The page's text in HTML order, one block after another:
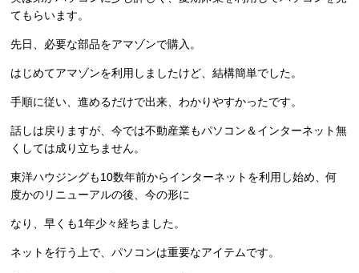
てもらいます。
先日、必要な部品をアマゾンで購入。
はじめてアマゾンを利用しましたけど、結構簡単でした。
手順に従い、進めるだけで出来、わかりやすかったです。
話しは戻りますが、今では不動産業もパソコン＆インターネット無
くしては成り立ちません。
東洋ハウジングも10数年前からインターネットを利用し始め、何
度かのリニューアルの後、今の形に
なり、早くも1年少々経ちました。
ネットを行う上で、パソコンは重要なアイテムです。